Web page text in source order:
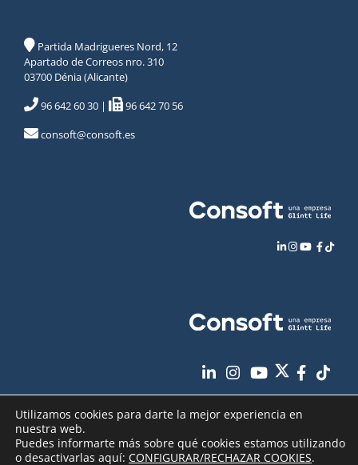
Partida Madrigueres Nord, 12
Apartado de Correos nro. 310
03700 Dénia (Alicante)
96 642 60 30 |
96 642 70 56
consoft@consoft.es
Utilizamos cookies para darte la mejor experiencia en
nuestra web.
Puedes informarte más sobre qué cookies estamos utilizando
o desactivarlas aquí: CONFIGURAR/RECHAZAR COOKIES.